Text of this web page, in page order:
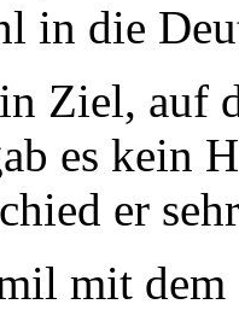
in die
Ziel, auf
es kein
er
mit